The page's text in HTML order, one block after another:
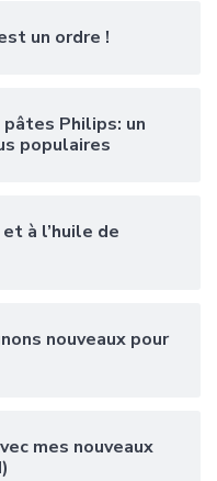
un ordre !
pâtes Philips: un
populaires
à l’huile de
nouveaux pour
mes nouveaux